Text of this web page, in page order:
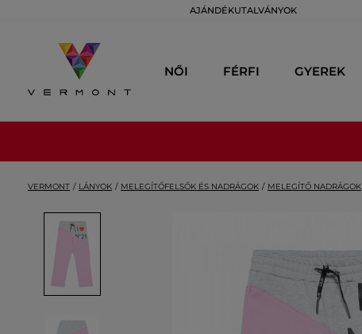
AJÁNDÉKUTALVÁNYOK
NŐI FÉRFI GYEREK
VERMONT LÁNYOK MELEGÍTŐFELSŐK ÉS NADRÁGOK MELEGÍTŐ NADRÁGOK